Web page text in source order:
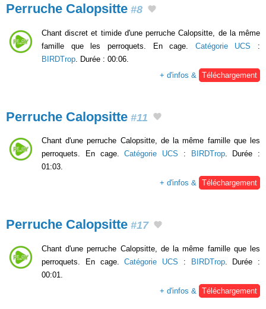
Perruche Calopsitte #8
Chant discret et timide d'une perruche Calopsitte, de la même
famille que les perroquets. En cage. Catégorie UCS :
BIRDTrop . Durée : 00:06.
+ d'infos &
Téléchargement
Perruche Calopsitte #11
Chant d'une perruche Calopsitte, de la même famille que les
perroquets. En cage.Catégorie UCS : BIRDTrop. Durée :
01:03.
+ d'infos & Téléchargement
Perruche Calopsitte #17
Chant d'une perruche Calopsitte, de la même famille que les
perroquets. En cage.Catégorie UCS : BIRDTrop. Durée :
00:01.
+ d'infos &
Téléchargement